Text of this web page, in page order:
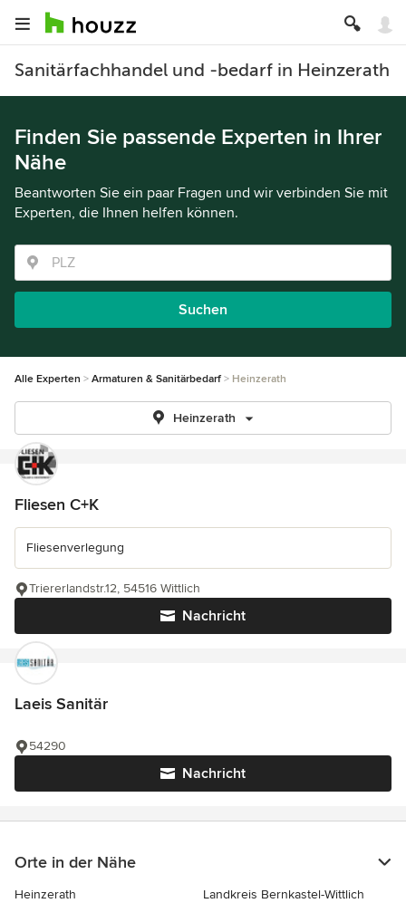
Sanitärfachhandel und -bedarf in Heinzerath
Finden Sie passende Experten in Ihrer
Nähe
Beantworten Sie ein paar Fragen und wir verbinden Sie mit
Experten, die Ihnen helfen können.
Suchen
Alle Experten Armaturen & Sanitärbedarf Heinzerath
Heinzerath
Fliesen C+K
Fliesenverlegung
Nachricht
Triererlandstr.12, 54516 Wittlich
Laeis Sanitär
Nachricht
54290
Orte in der Nähe
Heinzerath
Landkreis Bernkastel-Wittlich